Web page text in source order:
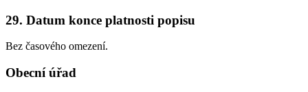
29. Datum konce platnosti popisu
Bez časového omezení.
Obecní úřad